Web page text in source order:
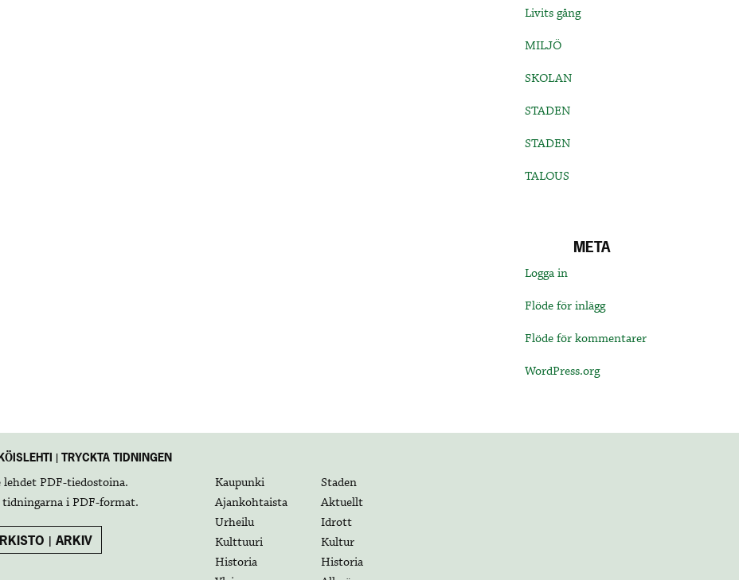
Livits gång
MILJÖ
SKOLAN
STADEN
STADEN
TALOUS
META
Logga in
Flöde för inlägg
Flöde för kommentarer
WordPress.org
| TRYCKTA TIDNINGEN
lehdetPDF-tiedostoina.
tidningarna i PDF-format.
| ARKIV
Kaupunki
Staden
Ajankohtaista
Aktuellt
Urheilu
Idrott
Kulttuuri
Kultur
Historia
Historia